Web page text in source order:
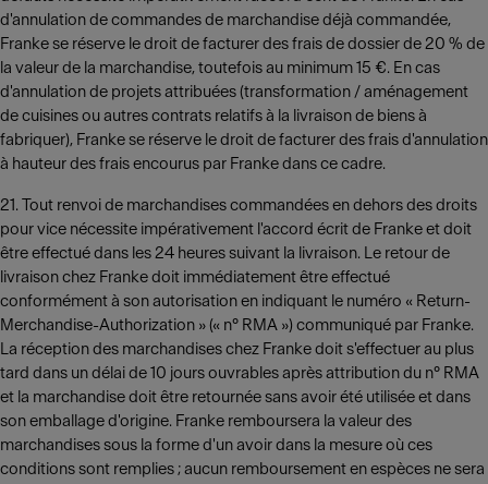
d'annulation de commandes de marchandise déjà commandée,
Franke se réserve le droit de facturer des frais de dossier de 20 % de
la valeur de la marchandise, toutefois au minimum 15 €. En cas
d'annulation de projets attribuées (transformation / aménagement
de cuisines ou autres contrats relatifs à la livraison de biens à
fabriquer), Franke se réserve le droit de facturer des frais d'annulation
à hauteur des frais encourus par Franke dans ce cadre.
21. Tout renvoi de marchandises commandées en dehors des droits
pour vice nécessite impérativement l'accord écrit de Franke et doit
être effectué dans les 24 heures suivant la livraison. Le retour de
livraison chez Franke doit immédiatement être effectué
conformément à son autorisation en indiquant le numéro « Return-
Merchandise-Authorization » (« n° RMA ») communiqué par Franke.
La réception des marchandises chez Franke doit s'effectuer au plus
tard dans un délai de 10 jours ouvrables après attribution du n° RMA
et la marchandise doit être retournée sans avoir été utilisée et dans
son emballage d'origine. Franke remboursera la valeur des
marchandises sous la forme d'un avoir dans la mesure où ces
conditions sont remplies ; aucun remboursement en espèces ne sera